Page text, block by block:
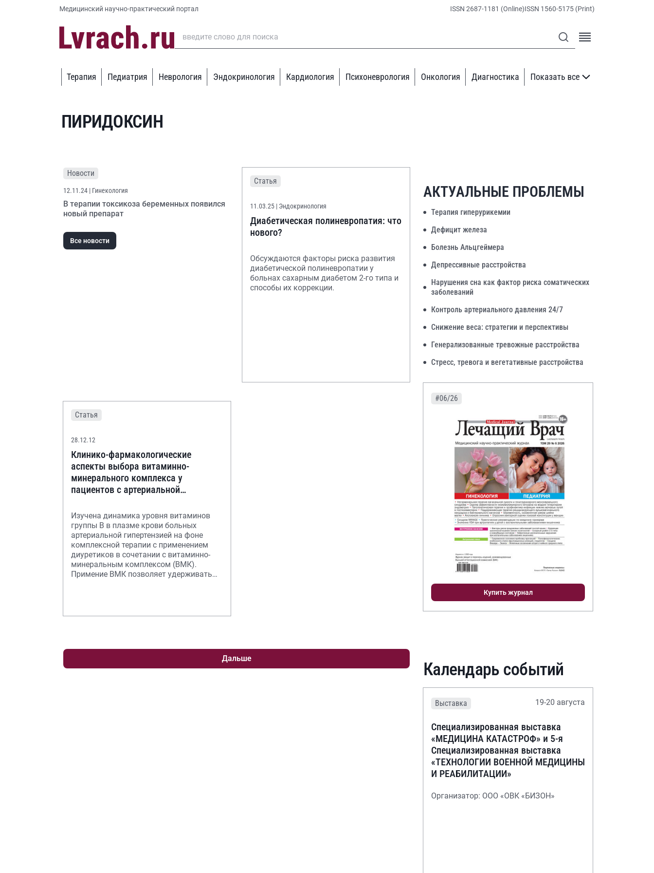
Медицинский научно-практический портал ISSN 2687-1181 (Online)ISSN 1560-5175 (Print)
Терапия Педиатрия Неврология Эндокринология Кардиология Психоневрология Онкология Диагностика Показать все
ПИРИДОКСИН
Новости
12.11.24 | Гинекология
В терапии токсикоза беременных появился
новый препарат
Все новости
Статья
11.03.25 | Эндокринология
Диабетическая полиневропатия: что
нового?
Обсуждаются факторы риска развития
диабетической полиневропатии у
больнах сахарным диабетом 2-го типа и
способы их коррекции.
Статья
28.12.12
Клинико-фармакологические
аспекты выбора витаминно-
минерального комплекса у
пациентов с артериальной
диуретики
Изучена динамика уровня витаминов
группы В в плазме крови больных
артериальной гипертензией на фоне
комплексной терапии с применением
диуретиков в сочетании с витаминно-
минеральным комплексом (ВМК).
Примение ВМК позволяет удерживать
Дальше
АКТУАЛЬНЫЕ ПРОБЛЕМЫ
Терапия гиперурикемии
Дефицит железа
Болезнь Альцгеймера
Депрессивные расстройства
Нарушения сна как фактор риска соматических
заболеваний
Контроль артериального давления 24/7
Снижение веса: стратегии и перспективы
Генерализованные тревожные расстройства
Стресс, тревога и вегетативные расстройства
#06/26
Купить журнал
Календарь событий
Выставка 19-20 августа
Специализированная выставка
«МЕДИЦИНА КАТАСТРОФ» и 5-я
Специализированная выставка
«ТЕХНОЛОГИИ ВОЕННОЙ МЕДИЦИНЫ
И РЕАБИЛИТАЦИИ»
Организатор: ООО «ОВК «БИЗОН»